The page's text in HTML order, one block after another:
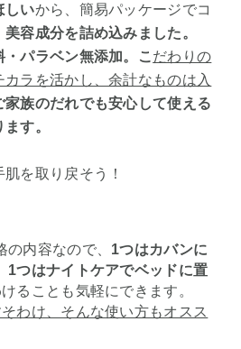
しいから、簡易パッケージでコ
美容成分を詰め込みました。
パラベン無添加。こ だわりの
ラを活かし、余計なものは入
家族のだれでも安心して使える
す。
を取り戻そう！
内容なので、 1つはカバンに
1つはナイトケアでベッドに置
ることも気軽にできます。
わけ、そんな使い方もオスス